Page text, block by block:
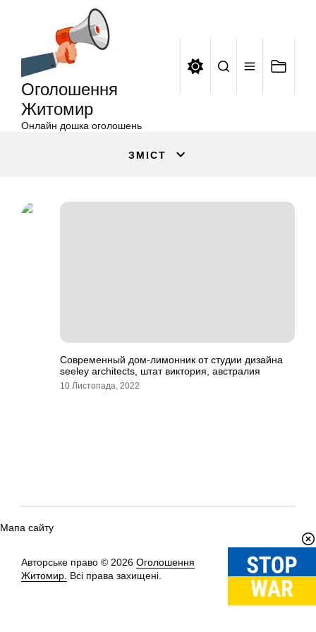
Оголошення
Житомир
Онлайн дошка оголошень
ЗМІСТ
Современный дом-лимонник от студии дизайна
seeley architects, штат виктория, австралия
10 Листопада, 2022
Мапа сайту
Авторське право © 2026 Оголошення
Житомир. Всі права захищені.
Вгору↑